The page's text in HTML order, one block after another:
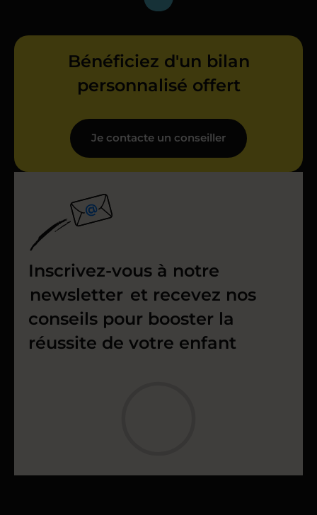
Bénéficiez d'un bilan
personnalisé offert
Je contacte un conseiller
Inscrivez-vous à notre
newsletter et recevez nos
conseils pour booster la
réussite de votre enfant